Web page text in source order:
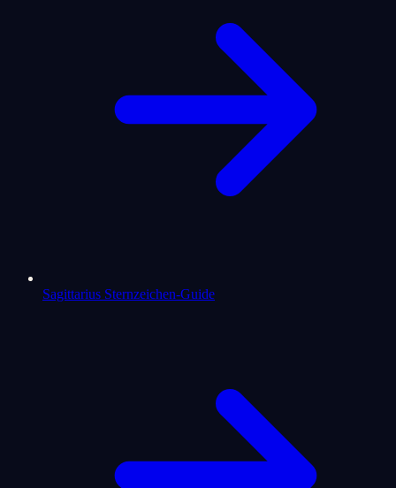
Sagittarius Sternzeichen-Guide